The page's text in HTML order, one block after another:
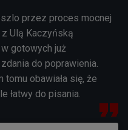
przez proces mocnej
Ulą Kaczyńską
gotowych już
do poprawienia.
obawiała się, że
łatwy do pisania.